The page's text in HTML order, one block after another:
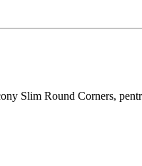
Slim Round Corners,